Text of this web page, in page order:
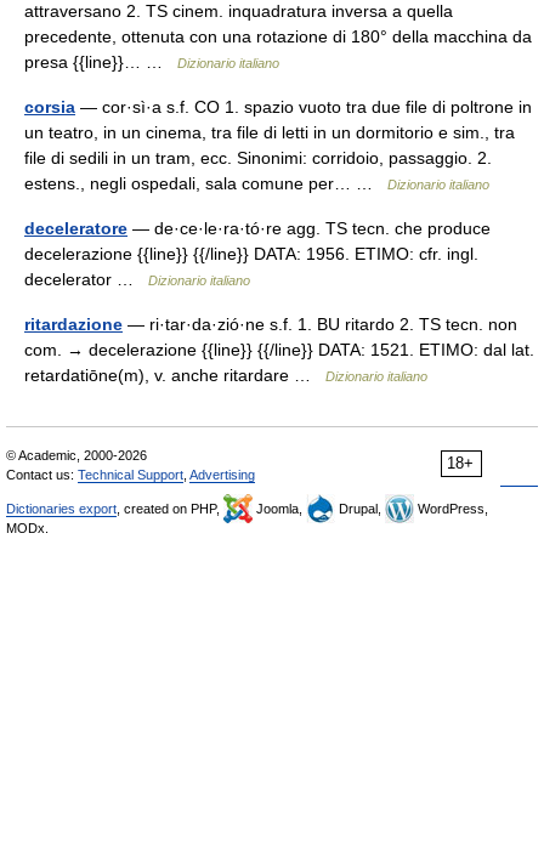
attraversano 2. TS cinem. inquadratura inversa a quella
precedente, ottenuta con una rotazione di 180° della macchina da
presa {{line}}… …
Dizionario italiano
corsia — cor·sì·a s.f. CO 1. spazio vuoto tra due file di poltrone in
un teatro, in un cinema, tra file di letti in un dormitorio e sim., tra
file di sedili in un tram, ecc. Sinonimi: corridoio, passaggio. 2.
estens., negli ospedali, sala comune per… …
Dizionario italiano
deceleratore — de·ce·le·ra·tó·re agg. TS tecn. che produce
decelerazione {{line}} {{/line}} DATA: 1956. ETIMO: cfr. ingl.
decelerator …
Dizionario italiano
ritardazione — ri·tar·da·zió·ne s.f. 1. BU ritardo 2. TS tecn. non
com. → decelerazione {{line}} {{/line}} DATA: 1521. ETIMO: dal lat.
retardatiōne(m), v. anche ritardare …
Dizionario italiano
18+
© Academic, 2000-2026
Contact us: Technical Support Advertising
Dictionaries export , created on PHP, Joomla, Drupal,
WordPress,
MODx.